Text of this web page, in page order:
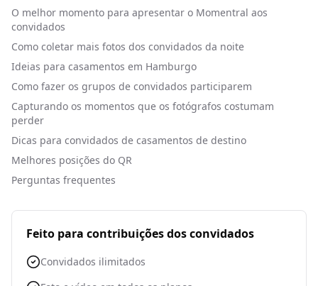
O melhor momento para apresentar o Momentral aos
convidados
Como coletar mais fotos dos convidados da noite
Ideias para casamentos em Hamburgo
Como fazer os grupos de convidados participarem
Capturando os momentos que os fotógrafos costumam
perder
Dicas para convidados de casamentos de destino
Melhores posições do QR
Perguntas frequentes
Feito para contribuições dos convidados
Convidados ilimitados